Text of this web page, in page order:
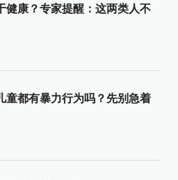
健康？专家提醒：这两类人不
童都有暴力行为吗？先别急着